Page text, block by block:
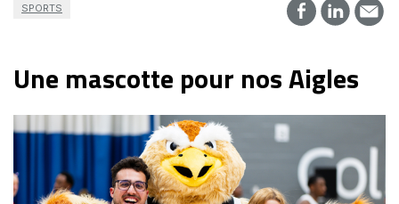
SPORTS
Une mascotte pour nos Aigles